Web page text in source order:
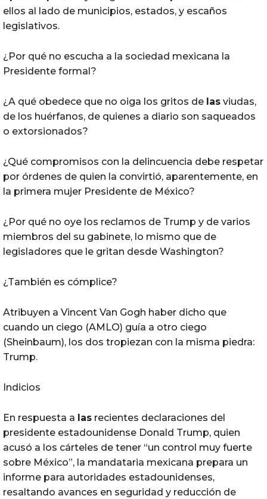
ellos al lado de municipios, estados, y escaños
legislativos.
¿Por qué no escucha a la sociedad mexicana la
Presidente formal?
¿A qué obedece que no oiga los gritos de las viudas,
de los huérfanos, de quienes a diario son saqueados
o extorsionados?
¿Qué compromisos con la delincuencia debe respetar
por órdenes de quien la convirtió, aparentemente, en
la primera mujer Presidente de México?
¿Por qué no oye los reclamos de Trump y de varios
miembros del su gabinete, lo mismo que de
legisladores que le gritan desde Washington?
¿También es cómplice?
Atribuyen a Vincent Van Gogh haber dicho que
cuando un ciego (AMLO) guía a otro ciego
(Sheinbaum), los dos tropiezan con la misma piedra:
Trump.
Indicios
En respuesta a las recientes declaraciones del
presidente estadounidense Donald Trump, quien
acusó a los cárteles de tener “un control muy fuerte
sobre México”, la mandataria mexicana prepara un
informe para autoridades estadounidenses,
resaltando avances en seguridad y reducción de